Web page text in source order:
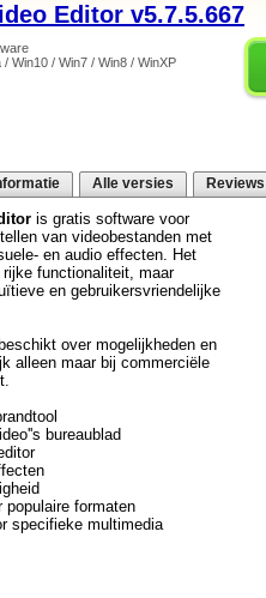
Editor v5.7.5.667
/ Win10 / Win7 / Win8 / WinXP
Alle versies Reviews
is gratis software voor
van videobestanden met
en audio effecten. Het
functionaliteit, maar
en gebruikersvriendelijke
over mogelijkheden en
alleen maar bij commerciële
bureaublad
formaten
specifieke multimedia